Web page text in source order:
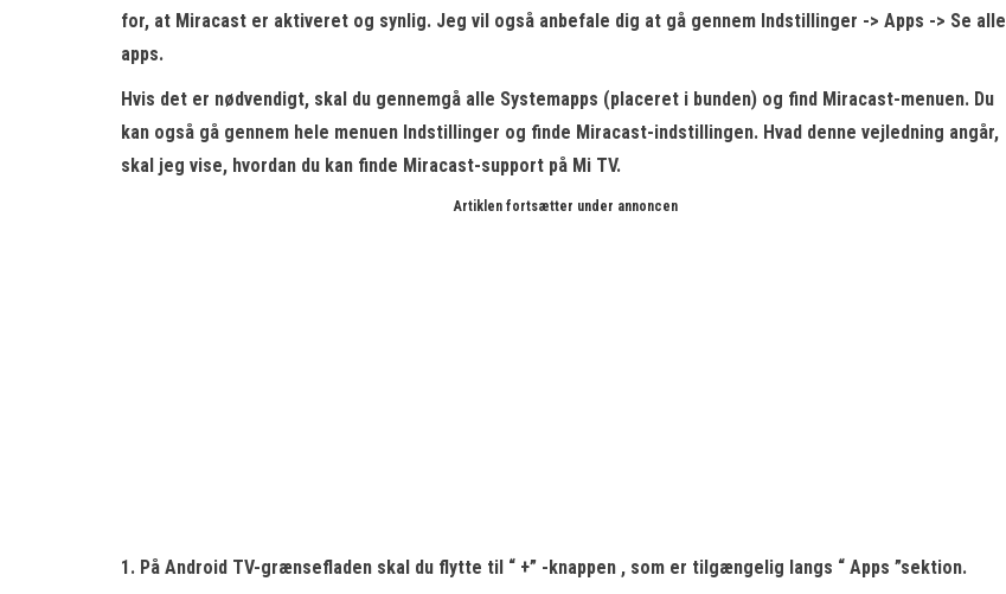
for, at Miracast er aktiveret og synlig. Jeg vil også anbefale dig at gå gennem Indstillinger -> Apps -> Se alle
apps.
Hvis det er nødvendigt, skal du gennemgå alle Systemapps (placeret i bunden) og find Miracast-menuen. Du
kan også gå gennem hele menuen Indstillinger og finde Miracast-indstillingen. Hvad denne vejledning angår,
skal jeg vise, hvordan du kan finde Miracast-support på Mi TV.
Artiklen fortsætter under annoncen
1. På Android TV-grænsefladen skal du flytte til “ +” -knappen , som er tilgængelig langs “ Apps ”sektion.